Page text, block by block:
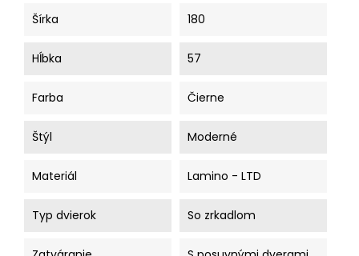
Šírka 180
Hĺbka 57
Farba Čierne
Štýl Moderné
Materiál Lamino - LTD
Typ dvierok So zrkadlom